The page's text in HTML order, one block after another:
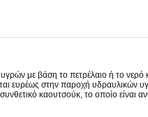
με βάση το πετρέλαιο ή το
ευρέως στην παροχή υδραυλικών
καουτσούκ, το οποίο είναι